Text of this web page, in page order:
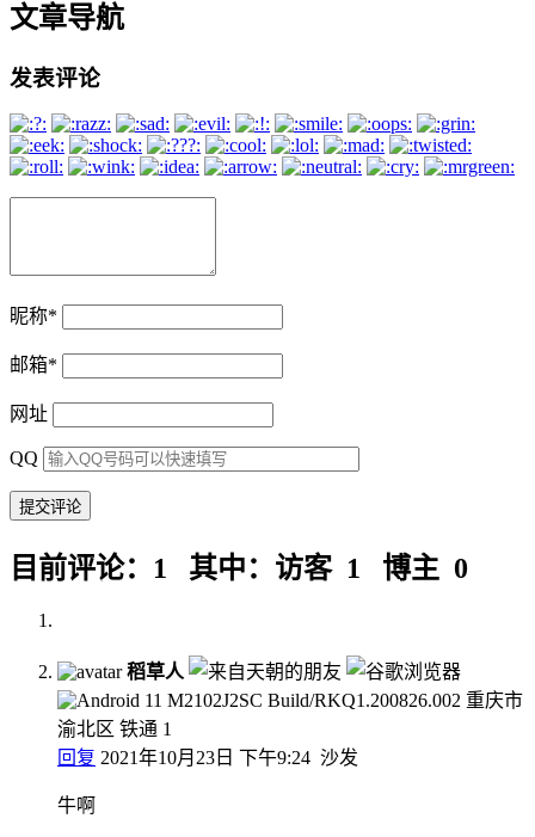
文章导航
发表评论
昵称*
邮箱*
网址
QQ
目前评论：1 其中：访客 1 博主 0
稻草人
重庆市
渝北区 铁通 1
回复 2021年10月23日 下午9:24 沙发
牛啊